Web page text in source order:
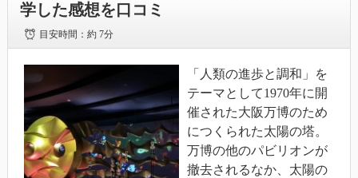
学した感想を口コミ
目安時間：約 7分
「人類の進歩と調和」を
テーマとして1970年に開
催された大阪万博のため
につくられた太陽の塔。
万博の他のパビリオンが
撤去されるなか、太陽の